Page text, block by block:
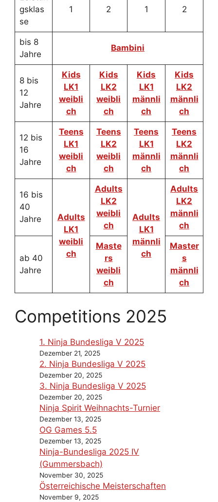
gsklas
se
1 2 1 2
bis 8
Jahre
Bambini
8 bis
12
Jahre
Kids
LK1
weibli
ch
Kids
LK2
weibli
ch
Kids
LK1
männli
ch
Kids
LK2
männli
ch
12 bis
16
Jahre
Teens
LK1
weibli
ch
Teens
LK2
weibli
ch
Teens
LK1
männli
ch
Teens
LK2
männli
ch
16 bis
40
Jahre
Adults
LK1
weibli
ch
Adults
LK2
weibli
ch
Adults
LK1
männli
ch
Adults
LK2
männli
ch
ab 40
Jahre
Maste
rs
weibli
ch
Master
s
männli
ch
Competitions 2025
1. Ninja Bundesliga V 2025
Dezember 21, 2025
2. Ninja Bundesliga V 2025
Dezember 20, 2025
3. Ninja Bundesliga V 2025
Dezember 20, 2025
Ninja Spirit Weihnachts-Turnier
Dezember 13, 2025
OG Games 5.5
Dezember 13, 2025
Ninja-Bundesliga 2025 IV
(Gummersbach)
November 30, 2025
Österreichische Meisterschaften
November 9, 2025